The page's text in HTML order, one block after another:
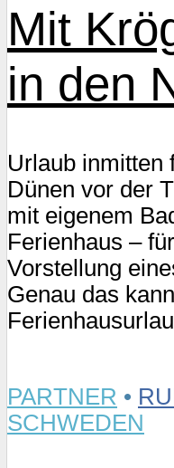
Mit
in den
Urlaub inmitten
Dünen vor der
mit eigenem
Ferienhaus –
Vorstellung
Genau das
PARTNER •
SCHWEDEN